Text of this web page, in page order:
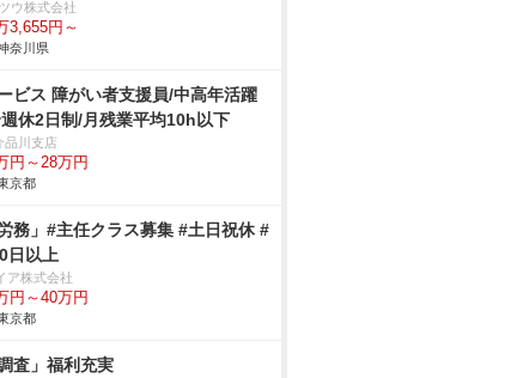
ウ株式会社
3,655円～
奈川県
ビス 障がい者支援員/中高年活躍
休2日制/月残業平均10h以下
品川支店
円～28万円
京都
労務」#主任クラス募集 #土日祝休 #
日以上
ア株式会社
円～40万円
京都
査」福利充実